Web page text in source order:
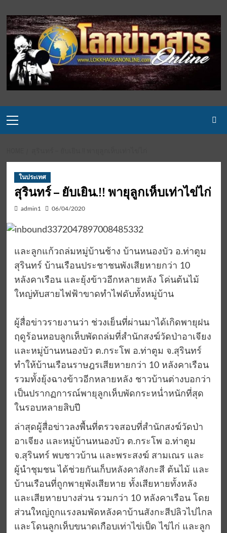
to
content
Menu
ในประเทศ
สุรินทร์ – ยับเยิน.!! พายุลูกเห็บเท่าไข่ไก่
admin1 06/04/2020
และลูกแก้วถล่มหมู่บ้านช้าง บ้านหนองบัว อ.ท่าตูม
สุรินทร์ บ้านเรือนประชาชนพังเสียหายกว่า 10
หลังคาเรือน และยุ้งข้าวอีกหลายหลัง โค่นต้นไม้
ใหญ่ทับสายไฟฟ้าขาดทำไฟดับทั้งหมู่บ้าน
ผู้สื่อข่าวรายงานว่า ช่วงเย็นที่ผ่านมาได้เกิดพายุฝน
ฤดูร้อนหอบลูกเห็บพัดถล่มที่สำนักสงฆ์วัดป่าอาเจียง
และหมู่บ้านหนองบัว ต.กระโพ อ.ท่าตูม จ.สุรินทร์
ทำให้บ้านเรือนราษฎรเสียหายกว่า 10 หลังคาเรือน
รวมทั้งยุ้งฉางข้าวอีกหลายหลัง ชาวบ้านต่างบอกว่า
เป็นปรากฏการณ์พายุลูกเห็บพัดกระหน่ำหนักที่สุด
ในรอบหลายสิบปี
ล่าสุดผู้สื่อข่าวลงพื้นที่ตรวจสอบที่สำนักสงฆ์วัดป่า
อาเจียง และหมู่บ้านหนองบัว ต.กระโพ อ.ท่าตูม
จ.สุรินทร์ พบชาวบ้าน และพระสงฆ์ สามเณร และ
ผู้นำชุมชน ได้ช่วยกันเก็บหลังคาสังกะสี ต้นไม้ และ
บ้านเรือนที่ถูกพายุพังเสียหาย ทั้งเสียหายทั้งหลัง
และเสียหายบางส่วน รวมกว่า 10 หลังคาเรือน โดย
ส่วนใหญ่ถูกแรงลมพัดหลังคาบ้านสังกะสีปลิวไปไกล
และโดนลูกเห็บขนาดเกือบเท่าไข่เป็ด ไข่ไก่ และลูก